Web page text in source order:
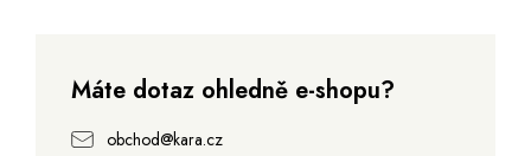
Máte dotaz ohledně e-shopu?
obchod@kara.cz